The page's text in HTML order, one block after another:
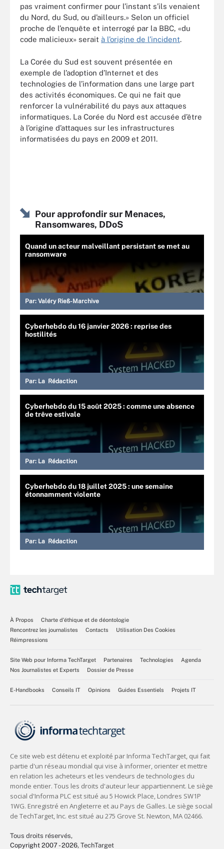
pas vraiment confirmer pour l’instant s’ils venaient
du Nord, du Sud, ou d’ailleurs.» Selon un officiel
proche de l’enquête et interrogé par la BBC, «du
code malicieux» serait à l’origine de l’incident.
La Corée du Sud est souvent présentée en
exemple de l’adoption d’Internet et des
technologies de l’information dans une large part
des activités économiques. Ce qui ne fait que
renforcer la vulnérabilité du pays aux attaques
informatiques. La Corée du Nord est accusée d’être
à l’origine d’attaques sur les infrastructures
informatisées du pays en 2009 et 2011.
Pour approfondir sur Menaces,
Ransomwares, DDoS
Quand un acteur malveillant persistant se met au
ransomware
Par: Valéry Rieß-Marchive
Cyberhebdo du 16 janvier 2026 : reprise des
hostilités
Par: La Rédaction
Cyberhebdo du 15 août 2025 : comme une absence
de trêve estivale
Par: La Rédaction
Cyberhebdo du 18 juillet 2025 : une semaine
étonnamment violente
Par: La Rédaction
À Propos
Charte d’éthique et de déontologie
Rencontrez les journalistes
Contacts
Utilisation Des Cookies
Réimpressions
Site Web pour Informa TechTarget Partenaires Technologies
Agenda
Nos Journalistes et Experts
Dossier de Presse
E-Handbooks Conseils IT Opinions Guides Essentiels Projets IT
Tous droits réservés,
Copyright 2007 - 2026, TechTarget